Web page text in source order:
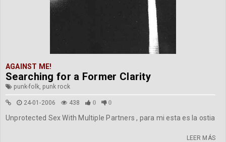
AGAINST ME!
Searching for a Former Clarity
punk-folk, punk rock
24-01-2006 438 0 0
Unprotected Sex With Multiple Partners , para mi esta es la ostia
LEER MÁS